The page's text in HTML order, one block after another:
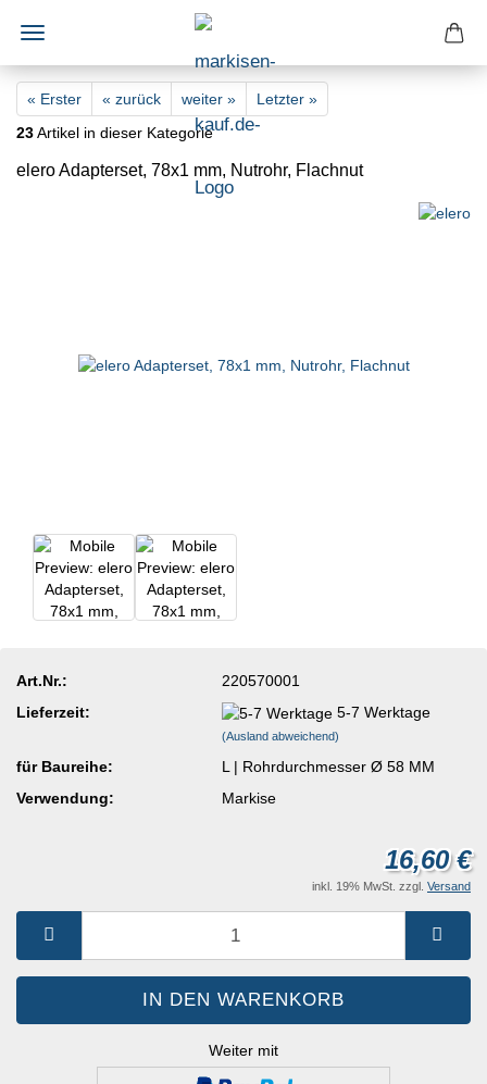
« Erster « zurück weiter »
Letzter »
23Artikel in dieser Kategorie
elero Adapterset, 78x1 mm, Nutrohr, Flachnut
Art.Nr.:
220570001
Lieferzeit:
5-7 Werktage
(Ausland abweichend)
für Baureihe:
L | Rohrdurchmesser Ø 58 MM
Verwendung:
Markise
16,60 €
inkl. 19% MwSt. zzgl. Versand
Weiter mit